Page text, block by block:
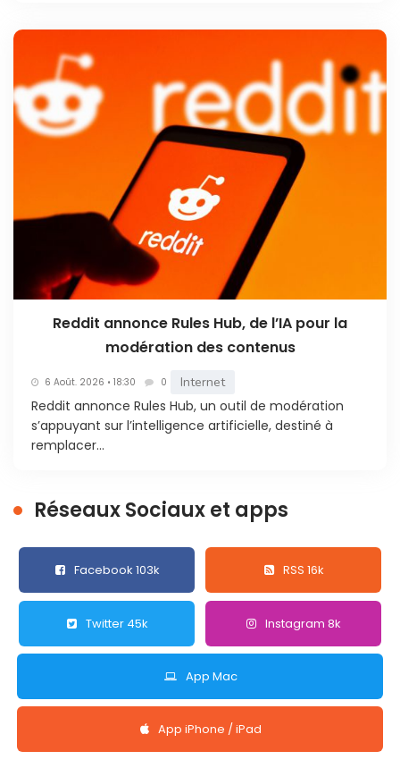
Reddit annonce Rules Hub, de l’IA pour la
modération des contenus
6 Août. 2026 • 18:30 0 Internet
Reddit annonce Rules Hub, un outil de modération
s’appuyant sur l’intelligence artificielle, destiné à
remplacer...
Réseaux Sociaux et apps
Facebook 103k RSS 16k
Twitter 45k Instagram 8k
App Mac
App iPhone / iPad